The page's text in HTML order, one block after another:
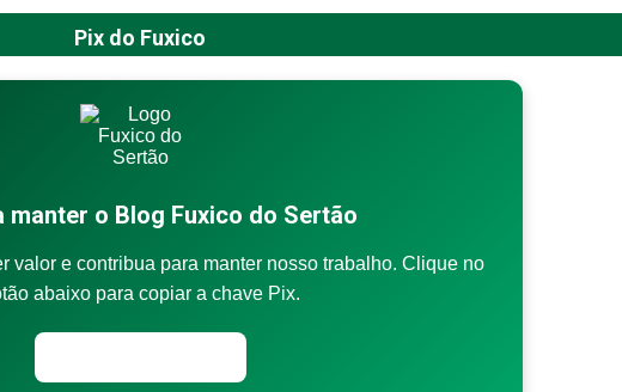
Pix do Fuxico
manter o Blog Fuxico do Sertão
valor e contribua para manter nosso trabalho. Clique no
abaixo para copiar a chave Pix.